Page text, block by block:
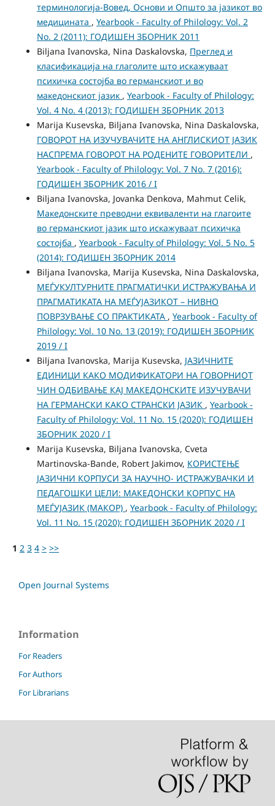
терминологија-Вовед, Основи и Општо за јазикот во
медицината , Yearbook - Faculty of Philology: Vol. 2
No. 2 (2011): ГОДИШЕН ЗБОРНИК 2011
Biljana Ivanovska, Nina Daskalovska, Преглед и
класификација на глаголите што искажуваат
психичка состојба во германскиот и во
македонскиот јазик , Yearbook - Faculty of Philology:
Vol. 4 No. 4 (2013): ГОДИШЕН ЗБОРНИК 2013
Marija Kusevska, Biljana Ivanovska, Nina Daskalovska,
ГОВОРОТ НА ИЗУЧУВАЧИТЕ НА АНГЛИСКИОТ ЈАЗИК
НАСПРЕМА ГОВОРОТ НА РОДЕНИТЕ ГОВОРИТЕЛИ ,
Yearbook - Faculty of Philology: Vol. 7 No. 7 (2016):
ГОДИШЕН ЗБОРНИК 2016 / I
Biljana Ivanovska, Jovanka Denkova, Mahmut Celik,
Македонските преводни еквиваленти на глагоите
во германскиот јазик што искажуваат психичка
состојба , Yearbook - Faculty of Philology: Vol. 5 No. 5
(2014): ГОДИШЕН ЗБОРНИК 2014
Biljana Ivanovska, Marija Kusevska, Nina Daskalovska,
МЕЃУКУЛТУРНИТЕ ПРАГМАТИЧКИ ИСТРАЖУВАЊА И
ПРАГМАТИКАТА НА МЕЃУЈАЗИКОТ – НИВНО
ПОВРЗУВАЊЕ СО ПРАКТИКАТА , Yearbook - Faculty of
Philology: Vol. 10 No. 13 (2019): ГОДИШЕН ЗБОРНИК
2019 / I
Biljana Ivanovska, Marija Kusevska, ЈАЗИЧНИТЕ
ЕДИНИЦИ КАКО МОДИФИКАТОРИ НА ГОВОРНИОТ
ЧИН ОДБИВАЊЕ КАЈ МАКЕДОНСКИТЕ ИЗУЧУВАЧИ
НА ГЕРМАНСКИ КАКО СТРАНСКИ ЈАЗИК , Yearbook -
Faculty of Philology: Vol. 11 No. 15 (2020): ГОДИШЕН
ЗБОРНИК 2020 / I
Marija Kusevska, Biljana Ivanovska, Cveta
Martinovska-Bande, Robert Jakimov, КОРИСТЕЊЕ
ЈАЗИЧНИ КОРПУСИ ЗА НАУЧНО- ИСТРАЖУВАЧКИ И
ПЕДАГОШКИ ЦЕЛИ: МАКЕДОНСКИ КОРПУС НА
МЕЃУЈАЗИК (МАКОР) , Yearbook - Faculty of Philology:
Vol. 11 No. 15 (2020): ГОДИШЕН ЗБОРНИК 2020 / I
1 2 3 4 > >>
Open Journal Systems
Information
For Readers
For Authors
For Librarians